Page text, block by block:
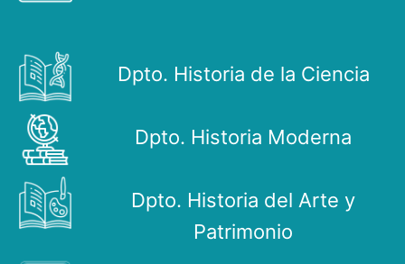
Dpto. Historia de la Ciencia
Dpto. Historia Moderna
Dpto. Historia del Arte y
Patrimonio